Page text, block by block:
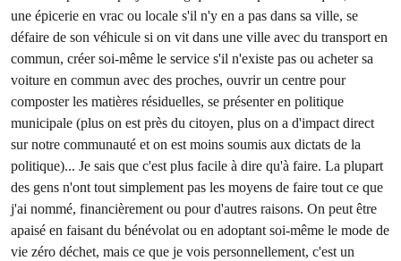
une épicerie en vrac ou locale s'il n'y en a pas dans sa ville, se
défaire de son véhicule si on vit dans une ville avec du transport en
commun, créer soi-même le service s'il n'existe pas ou acheter sa
voiture en commun avec des proches, ouvrir un centre pour
composter les matières résiduelles, se présenter en politique
municipale (plus on est près du citoyen, plus on a d'impact direct
sur notre communauté et on est moins soumis aux dictats de la
politique)... Je sais que c'est plus facile à dire qu'à faire. La plupart
des gens n'ont tout simplement pas les moyens de faire tout ce que
j'ai nommé, financièrement ou pour d'autres raisons. On peut être
apaisé en faisant du bénévolat ou en adoptant soi-même le mode de
vie zéro déchet, mais ce que je vois personnellement, c'est un